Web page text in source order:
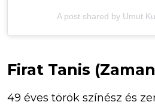
A post shared by Umut
Firat Tanis
49 éves török színész és